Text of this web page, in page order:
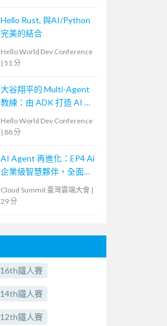
Hello Rust, 與AI/Python
完美的結合
Hello World Dev Conference
| 51 分
大谷翔平的 Multi-Agent
教練：由 ADK 打造 AI 教
Hello World Dev Conference
| 88 分
AI Agent 再進化：EP4 Ai
企業級智慧夥伴，全面提
Cloud Summit 臺灣雲端大會 |
29 分
16th鐵人賽
14th鐵人賽
12th鐵人賽